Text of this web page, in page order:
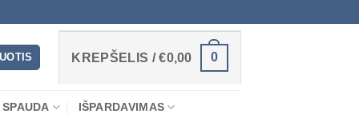
KREPŠELIS /€0,00 0
IŠPARDAVIMAS